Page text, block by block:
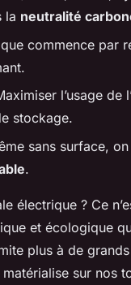
la neutralité
commence par
l’usage de
stockage.
sans surface,
.
électrique ? Ce
et écologique
plus à de
sur nos